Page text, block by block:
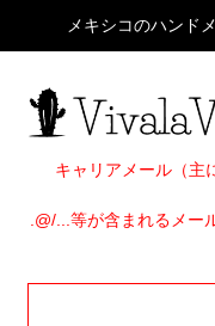
メキシコのハンド
ナ
ビ
シ
ン
コ
ン
ツ
ス
HOME
ITEMS
キャリアメール（主
.@/...等が含まれるメー